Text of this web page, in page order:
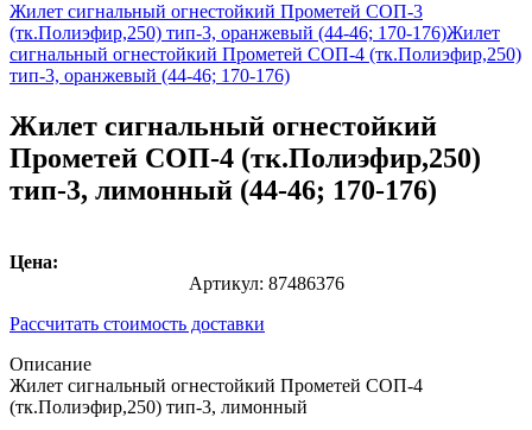
Жилет сигнальный огнестойкий Прометей СОП-3
(тк.Полиэфир,250) тип-3, оранжевый (44-46; 170-176)Жилет
сигнальный огнестойкий Прометей СОП-4 (тк.Полиэфир,250)
тип-3, оранжевый (44-46; 170-176)
Жилет сигнальный огнестойкий
Прометей СОП-4 (тк.Полиэфир,250)
тип-3, лимонный (44-46; 170-176)
Цена:
Артикул: 87486376
Рассчитать стоимость доставки
Описание
Жилет сигнальный огнестойкий Прометей СОП-4
(тк.Полиэфир,250) тип-3, лимонный